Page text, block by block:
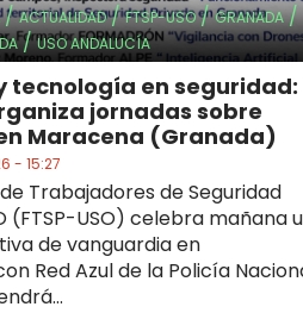
/ACTUALIDAD/FTSP-USO/GRANADA/
/USO ANDALUCÍA
tecnología en seguridad:
jornadas sobre
Maracena (Granada)
- 15:27
Trabajadores de Seguridad
(FTSP-USO) celebra mañana
de vanguardia en
Red Azul de la Policía